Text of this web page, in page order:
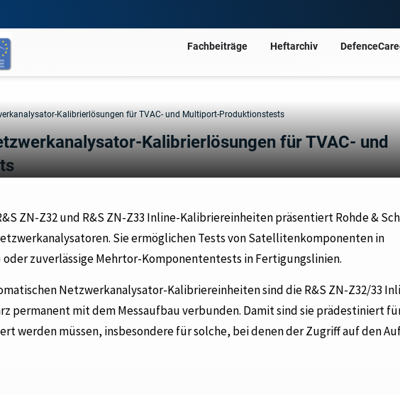
Fachbeiträge Heftarchiv
Kalibrierlösungen für TVAC- und Multiport-Produktionstests
Kalibrierlösungen für TVAC- und
ZN-Z32 und R&S ZN-Z33 Inline-Kalibriereinheiten präsentiert Rohde &
Sie ermöglichen Tests von Satellitenkomponenten in
oder zuverlässige Mehrtor-Komponententests in Fertigungslinien.
Netzwerkanalysator-Kalibriereinheiten sind die R&S ZN-Z32/33
permanent mit dem Messaufbau verbunden. Damit sind sie prädestiniert
werden müssen, insbesondere für solche, bei denen der Zugriff auf den